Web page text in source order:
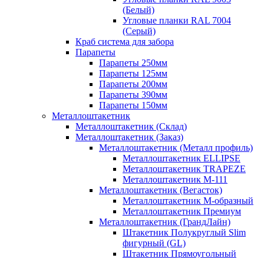
(Белый)
Угловые планки RAL 7004
(Серый)
Краб система для забора
Парапеты
Парапеты 250мм
Парапеты 125мм
Парапеты 200мм
Парапеты 390мм
Парапеты 150мм
Металлоштакетник
Металлоштакетник (Склад)
Металлоштакетник (Заказ)
Металлоштакетник (Металл профиль)
Металлоштакетник ELLIPSE
Металлоштакетник TRAPEZE
Металлоштакетник М-111
Металлоштакетник (Вегасток)
Металлоштакетник М-образный
Металлоштакетник Премиум
Металлоштакетник (ГрандЛайн)
Штакетник Полукруглый Slim
фигурный (GL)
Штакетник Прямоугольный